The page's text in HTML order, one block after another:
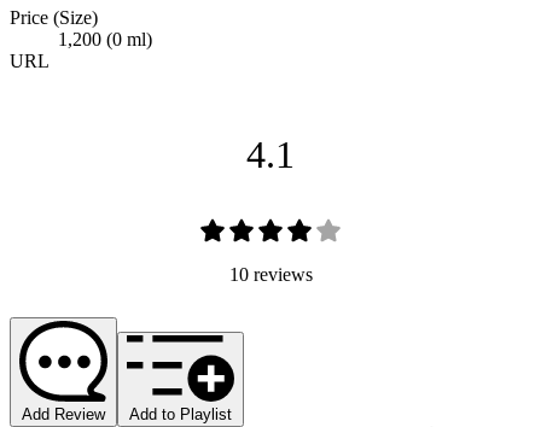
Price (Size)
1,200 (0 ml)
URL
4.1
10 reviews
Add Review Add to Playlist